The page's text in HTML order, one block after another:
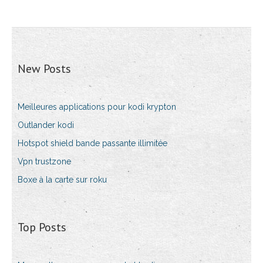
New Posts
Meilleures applications pour kodi krypton
Outlander kodi
Hotspot shield bande passante illimitée
Vpn trustzone
Boxe à la carte sur roku
Top Posts